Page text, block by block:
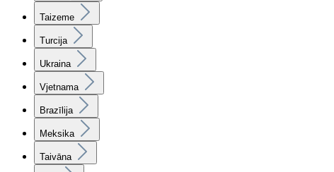
Taizeme
Turcija
Ukraina
Vjetnama
Brazīlija
Meksika
Taivāna